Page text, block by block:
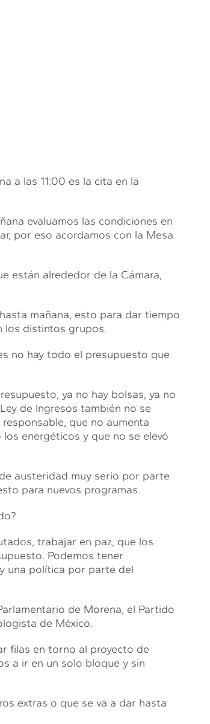
a las 11:00 es la cita en la
evaluamos las condiciones en
por eso acordamos con la Mesa
están alrededor de la Cámara,
mañana, esto para dar tiempo
los distintos grupos.
no hay todo el presupuesto que
ya no hay bolsas, ya no
de Ingresos también no se
que no aumenta
energéticos y que no se elevó
austeridad muy serio por parte
para nuevos programas.
trabajar en paz, que los
Podemos tener
una política por parte del
de Morena, el Partido
de México.
filas en torno al proyecto de
a ir en un solo bloque y sin
extras o que se va a dar hasta